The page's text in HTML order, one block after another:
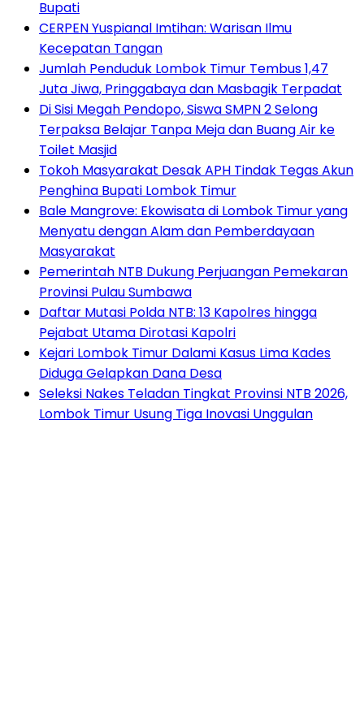
Bupati
CERPEN Yuspianal Imtihan: Warisan Ilmu
Kecepatan Tangan
Jumlah Penduduk Lombok Timur Tembus 1,47
Juta Jiwa, Pringgabaya dan Masbagik Terpadat
Di Sisi Megah Pendopo, Siswa SMPN 2 Selong
Terpaksa Belajar Tanpa Meja dan Buang Air ke
Toilet Masjid
Tokoh Masyarakat Desak APH Tindak Tegas Akun
Penghina Bupati Lombok Timur
Bale Mangrove: Ekowisata di Lombok Timur yang
Menyatu dengan Alam dan Pemberdayaan
Masyarakat
Pemerintah NTB Dukung Perjuangan Pemekaran
Provinsi Pulau Sumbawa
Daftar Mutasi Polda NTB: 13 Kapolres hingga
Pejabat Utama Dirotasi Kapolri
Kejari Lombok Timur Dalami Kasus Lima Kades
Diduga Gelapkan Dana Desa
Seleksi Nakes Teladan Tingkat Provinsi NTB 2026,
Lombok Timur Usung Tiga Inovasi Unggulan